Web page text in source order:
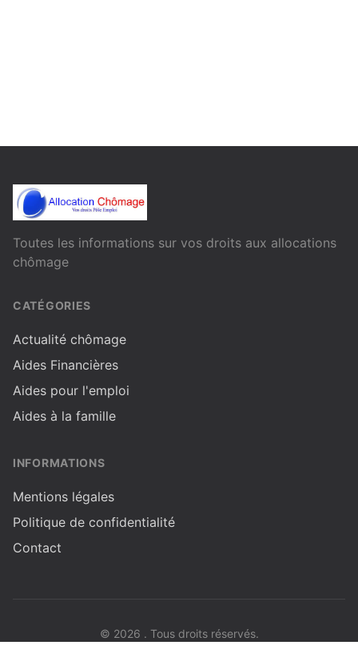
Toutes les informations sur vos droits aux allocations
chômage
CATÉGORIES
Actualité chômage
Aides Financières
Aides pour l'emploi
Aides à la famille
INFORMATIONS
Mentions légales
Politique de confidentialité
Contact
© 2026 . Tous droits réservés.